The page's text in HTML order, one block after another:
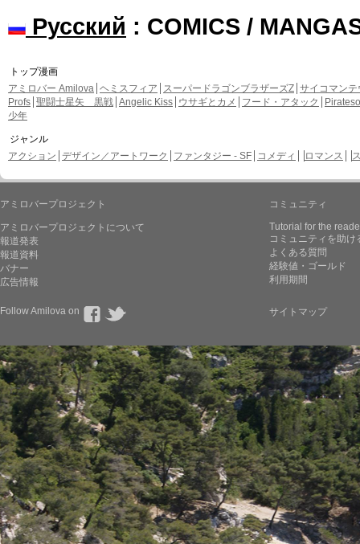
Русский : COMICS /
トップ漫画
アミロバー Amilova ヘミスフィア スーパードラゴンブラザーズZ サイコマンテ
Profs 聖闘士星矢 黒戦 Angelic Kiss ウサギとカメ フード・アタック
少年
ジャンル
アクション デザイン／アートワーク ファンタジー - SF コメディ ロマンス
アミロバープロジェクト
アミロバープロジェクトについて
報道発表
報道資料
バナー
広告情報
コミュニティ
Tutorial for the
コミュニティを助け
よくある質問
経験値・ゴールド
利用期間
Follow Amilova on サイトマップ